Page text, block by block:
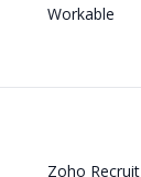
Workable
Zoho Recruit